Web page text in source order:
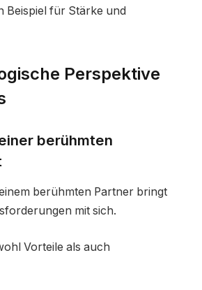
Beispiel für Stärke und
Perspektive
berühmten
berühmten Partner bringt
mit sich.
Vorteile als auch